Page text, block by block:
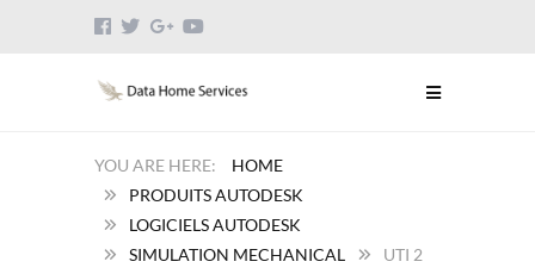
HOME
PRODUITS AUTODESK
LOGICIELS AUTODESK
SIMULATION MECHANICAL
UTI 2